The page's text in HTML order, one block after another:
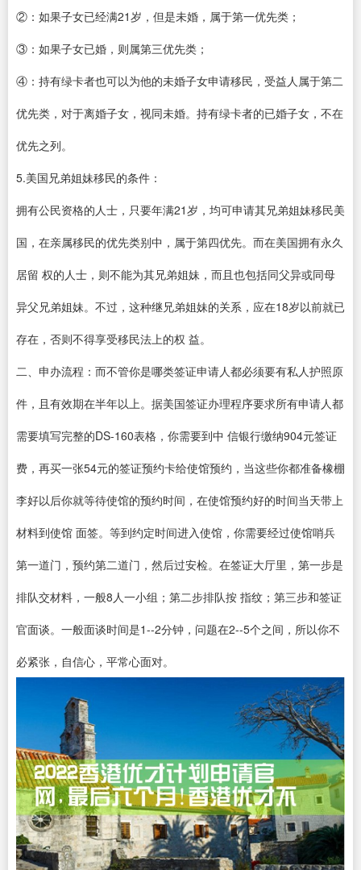
②：如果子女已经满21岁，但是未婚，属于第一优先类；
③：如果子女已婚，则属第三优先类；
④：持有绿卡者也可以为他的未婚子女申请移民，受益人属于第二
优先类，对于离婚子女，视同未婚。持有绿卡者的已婚子女，不在
优先之列。
5.美国兄弟姐妹移民的条件：
拥有公民资格的人士，只要年满21岁，均可申请其兄弟姐妹移民美
国，在亲属移民的优先类别中，属于第四优先。而在美国拥有永久
居留 权的人士，则不能为其兄弟姐妹，而且也包括同父异或同母
异父兄弟姐妹。不过，这种继兄弟姐妹的关系，应在18岁以前就已
存在，否则不得享受移民法上的权 益。
二、申办流程：而不管你是哪类签证申请人都必须要有私人护照原
件，且有效期在半年以上。据美国签证办理程序要求所有申请人都
需要填写完整的DS-160表格，你需要到中 信银行缴纳904元签证
费，再买一张54元的签证预约卡给使馆预约，当这些你都准备橡棚
李好以后你就等待使馆的预约时间，在使馆预约好的时间当天带上
材料到使馆 面签。等到约定时间进入使馆，你需要经过使馆哨兵
第一道门，预约第二道门，然后过安检。在签证大厅里，第一步是
排队交材料，一般8人一小组；第二步排队按 指纹；第三步和签证
官面谈。一般面谈时间是1--2分钟，问题在2--5个之间，所以你不
必紧张，自信心，平常心面对。